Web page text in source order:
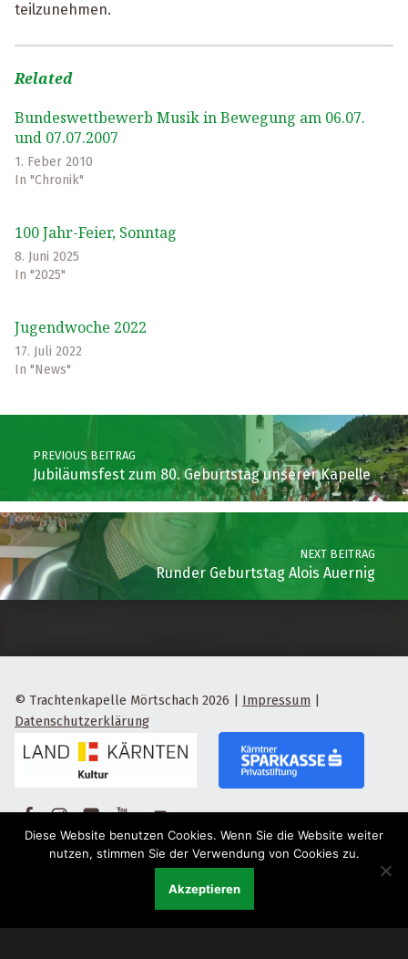
teilzunehmen.
Related
Bundeswettbewerb Musik in Bewegung am 06.07.
und 07.07.2007
1. Feber 2010
In "Chronik"
100 Jahr-Feier, Sonntag
8. Juni 2025
In "2025"
Jugendwoche 2022
17. Juli 2022
In "News"
Post navigation
PREVIOUS BEITRAG
Jubiläumsfest zum 80. Geburtstag unserer Kapelle
NEXT BEITRAG
Runder Geburtstag Alois Auernig
© Trachtenkapelle Mörtschach 2026 | Impressum |
Datenschutzerklärung
Diese Website benutzen Cookies. Wenn Sie die Website weiter
nutzen, stimmen Sie der Verwendung von Cookies zu.
Akzeptieren